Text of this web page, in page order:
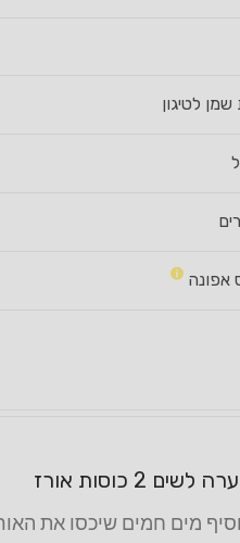
לטיגון
אפונה
2 כוסות אורז
מים חמים שיכסו את